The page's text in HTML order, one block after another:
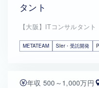
タント
【大阪】ITコンサルタント
METATEAM SIer・受託開発
年収 500～1,000万円